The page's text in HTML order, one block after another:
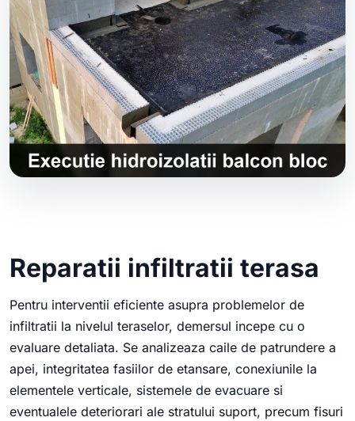
Reparatii infiltratii terasa
Pentru interventii eficiente asupra problemelor de
infiltratii la nivelul teraselor, demersul incepe cu o
evaluare detaliata. Se analizeaza caile de patrundere a
apei, integritatea fasiilor de etansare, conexiunile la
elementele verticale, sistemele de evacuare si
eventualele deteriorari ale stratului suport, precum fisuri